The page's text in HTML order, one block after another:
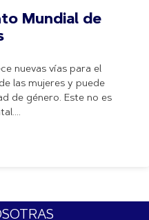
Mundial de
nuevas vías para el
las mujeres y puede
de género. Este no es